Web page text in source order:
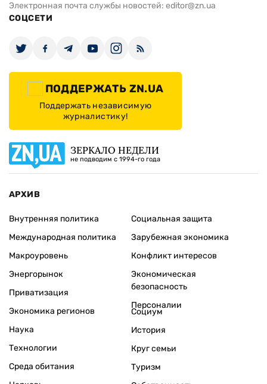
Электронная почта службы новостей: editor@zn.ua
СОЦСЕТИ
ПОДДЕРЖАТЬ ZN.UA
Поддержать независимую
журналистику!
ЗЕРКАЛО НЕДЕЛИ
не подводим с 1994-го года
АРХИВ
Внутренняя политика
Международная политика
Макроуровень
Энергорынок
Приватизация
Экономика регионов
Социальная защита
Зарубежная экономика
Конфликт интересов
Экономическая
безопасность
Персоналии
Наука
Технологии
Среда обитания
Социум
История
Круг семьи
Туризм